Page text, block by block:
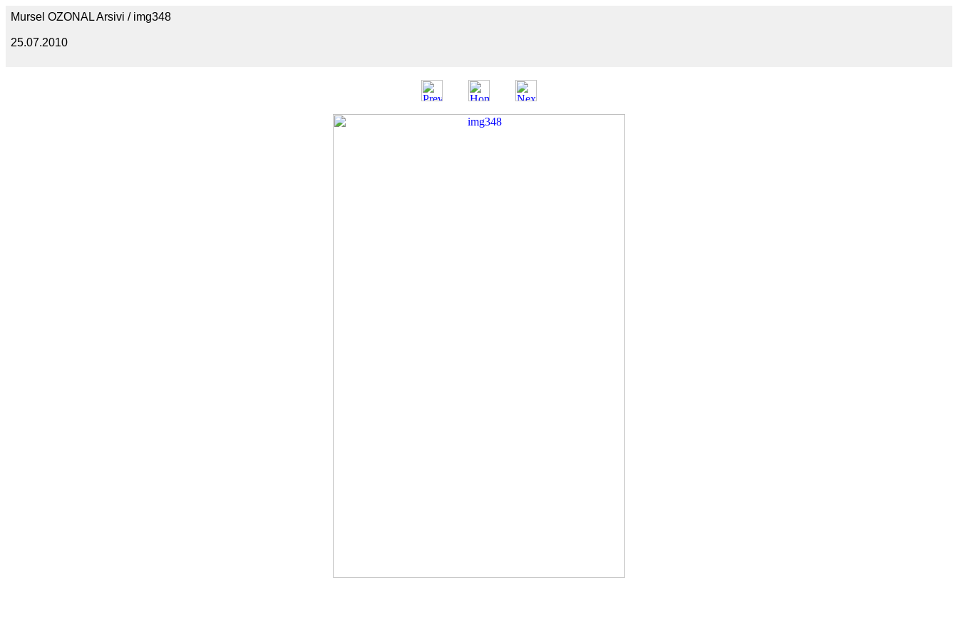
Mursel OZONAL Arsivi / img348
25.07.2010